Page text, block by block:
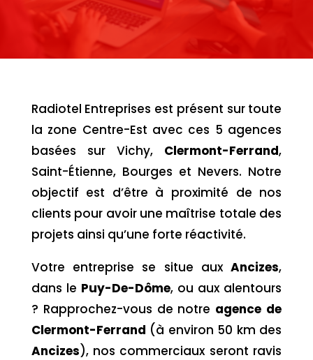
Radiotel Entreprises est présent sur toute
la zone Centre-Est avec ces 5 agences
basées sur Vichy, Clermont-Ferrand,
Saint-Étienne, Bourges et Nevers. Notre
objectif est d’être à proximité de nos
clients pour avoir une maîtrise totale des
projets ainsi qu’une forte réactivité.
Votre entreprise se situe auxAncizes,
dans le Puy-De-Dôme, ou aux alentours
? Rapprochez-vous de notre agence de
Clermont-Ferrand (à environ 50 km des
Ancizes), nos commerciaux seront ravis